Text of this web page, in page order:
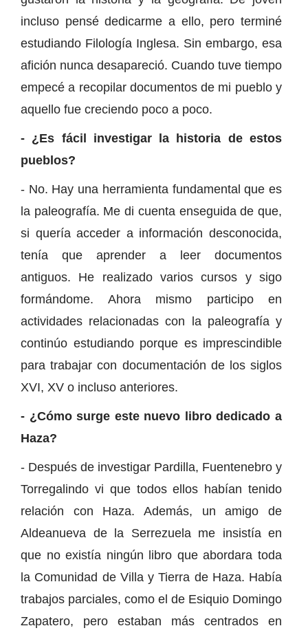
incluso pensé dedicarme a ello, pero terminé
estudiando Filología Inglesa. Sin embargo, esa
afición nunca desapareció. Cuando tuve tiempo
empecé a recopilar documentos de mi pueblo y
aquello fue creciendo poco a poco.
- ¿Es fácil investigar la historia de estos
pueblos?
- No. Hay una herramienta fundamental que es
la paleografía. Me di cuenta enseguida de que,
si quería acceder a información desconocida,
tenía que aprender a leer documentos
antiguos. He realizado varios cursos y sigo
formándome. Ahora mismo participo en
actividades relacionadas con la paleografía y
continúo estudiando porque es imprescindible
para trabajar con documentación de los siglos
XVI, XV o incluso anteriores.
- ¿Cómo surge este nuevo libro dedicado a
Haza?
- Después de investigar Pardilla, Fuentenebro y
Torregalindo vi que todos ellos habían tenido
relación con Haza. Además, un amigo de
Aldeanueva de la Serrezuela me insistía en
que no existía ningún libro que abordara toda
la Comunidad de Villa y Tierra de Haza. Había
trabajos parciales, como el de Esiquio Domingo
Zapatero, pero estaban más centrados en